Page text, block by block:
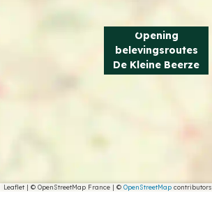
Opening
belevingsroutes
De Kleine Beerze
Leaflet | © OpenStreetMap France | © OpenStreetMap contributors